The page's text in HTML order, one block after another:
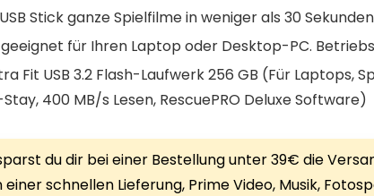
Stick ganze Spielfilme in weniger als 30
geeignet für Ihren Laptop oder Desktop-PC.
Fit USB 3.2 Flash-Laufwerk 256 GB (Für Laptops,
400 MB/s Lesen, RescuePRO Deluxe Software)
du dir bei einer Bestellung unter 39€ die
schnellen Lieferung, Prime Video, Musik,